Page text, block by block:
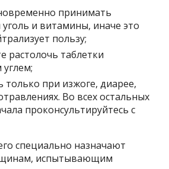
принимать
и витамины, иначе это
пользу;
растолочь таблетки
при изжоге, диарее,
Во всех остальных
проконсультируйтесь с
специально назначают
испытывающим